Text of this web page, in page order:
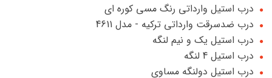
درب استیل وارداتی رنگ مسی کوره ای
درب ضدسرقت وارداتی ترکیه - مدل 4611
درب استیل یک و نیم لنگه
درب استیل 4 لنگه
درب استیل دولنگه مساوی